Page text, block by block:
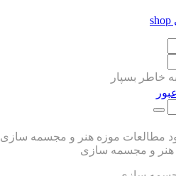
shop
خاطر بسپار
مطالعات موزه هنر و مجسمه سازی